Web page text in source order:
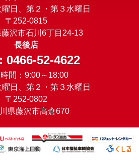
日、第２・第３水曜日
〒252-0815
沢市石川6丁目24-13
長後店
0466-52-4622
間：9:00～18:00
日、第２・第３水曜日
〒252-0802
県藤沢市高倉670